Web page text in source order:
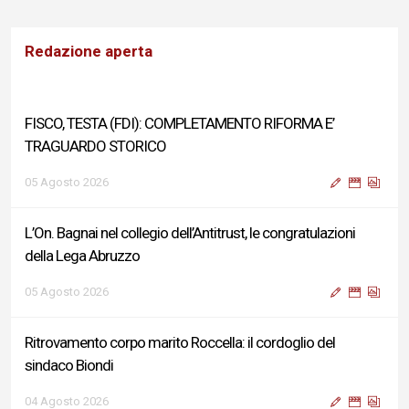
Redazione aperta
FISCO, TESTA (FDI): COMPLETAMENTO RIFORMA E’
TRAGUARDO STORICO
05 Agosto 2026
L’On. Bagnai nel collegio dell’Antitrust, le congratulazioni
della Lega Abruzzo
05 Agosto 2026
Ritrovamento corpo marito Roccella: il cordoglio del
sindaco Biondi
04 Agosto 2026